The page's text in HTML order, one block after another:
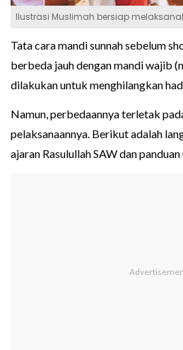
Ilustrasi Muslimah bersiap
Tata cara mandi sunnah sebelum
berbeda jauh dengan mandi wajib
dilakukan untuk menghilangkan
Namun, perbedaannya terletak
pelaksanaannya. Berikut adalah
ajaran Rasulullah SAW dan panduan